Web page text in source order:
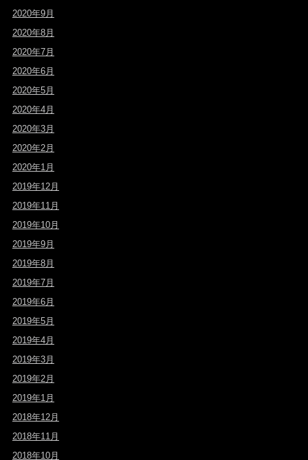
2020年9月
2020年8月
2020年7月
2020年6月
2020年5月
2020年4月
2020年3月
2020年2月
2020年1月
2019年12月
2019年11月
2019年10月
2019年9月
2019年8月
2019年7月
2019年6月
2019年5月
2019年4月
2019年3月
2019年2月
2019年1月
2018年12月
2018年11月
2018年10月